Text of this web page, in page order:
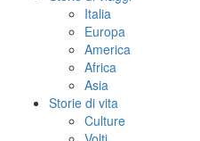
Italia
Europa
America
Africa
Asia
Storie di vita
Culture